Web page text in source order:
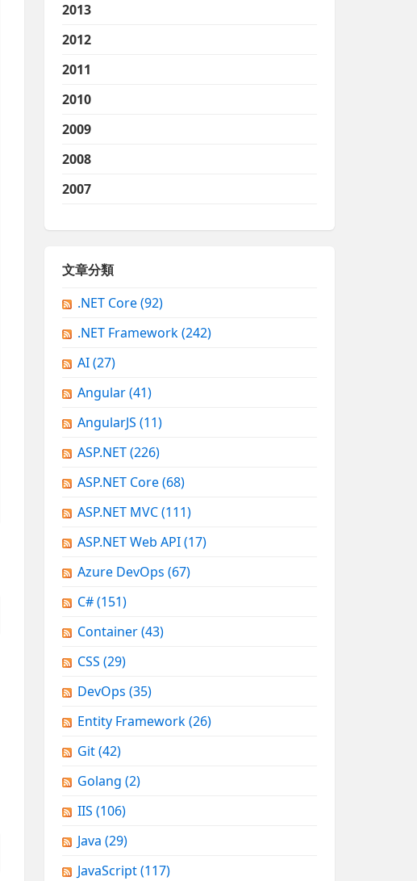
2013
2012
2011
2010
2009
2008
2007
文章分類
.NET Core(92)
.NET Framework(242)
AI(27)
Angular(41)
AngularJS (11)
ASP.NET(226)
ASP.NET Core(68)
ASP.NET MVC(111)
ASP.NET Web API(17)
Azure DevOps (67)
C#(151)
Container(43)
CSS (29)
DevOps (35)
Entity Framework(26)
Git(42)
Golang (2)
IIS (106)
Java (29)
JavaScript(117)